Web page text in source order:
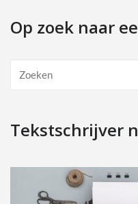
Op zoek naar
Tekstschrijver